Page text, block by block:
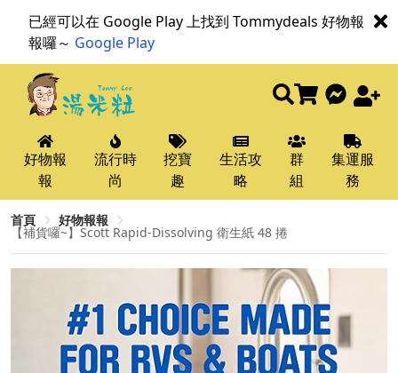
已經可以在 Google Play 上找到 Tommydeals 好物報
報囉～ Google Play
好物報
報
流行時
尚
挖寶
趣
生活攻
略
群
組
集運服
務
首頁 好物報報
【補貨囉~】Scott Rapid-Dissolving 衛生紙 48 捲